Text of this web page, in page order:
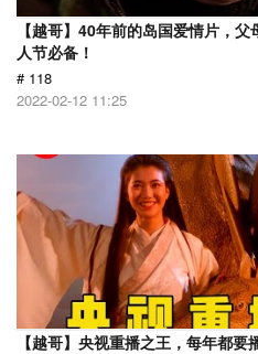
【越哥】40年前的岛国爱情片，
人节必备！
# 118
2022-02-12 11:25
【越哥】央视重播之王，每年都